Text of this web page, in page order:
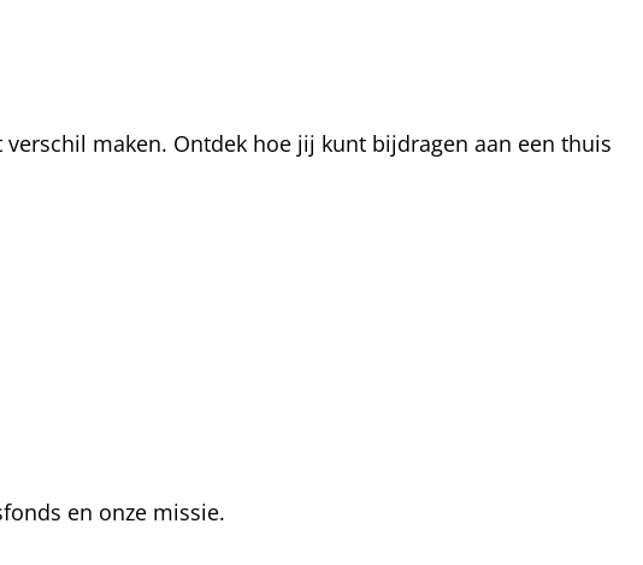
maken. Ontdek hoe jij kunt bijdragen aan een thuis
en onze missie.